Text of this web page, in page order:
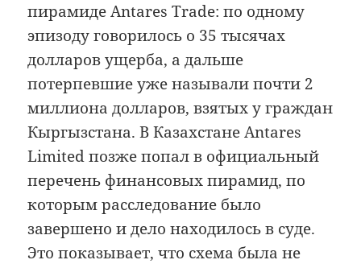
пирамиде Antares Trade: по одному
эпизоду говорилось о 35 тысячах
долларов ущерба, а дальше
потерпевшие уже называли почти 2
миллиона долларов, взятых у граждан
Кыргызстана. В Казахстане Antares
Limited позже попал в официальный
перечень финансовых пирамид, по
которым расследование было
завершено и дело находилось в суде.
Это показывает, что схема была не